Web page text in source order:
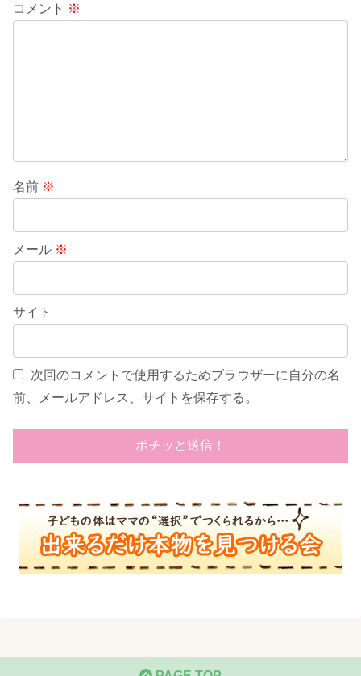
コメント ※
名前 ※
メール ※
サイト
次回のコメントで使用するためブラウザーに自分の名
前、メールアドレス、サイトを保存する。